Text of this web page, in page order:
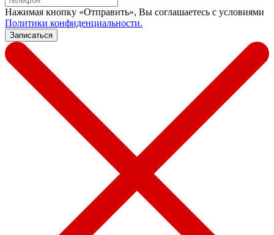
Нажимая кнопку «Отправить», Вы соглашаетесь c условиями
Политики конфиденциальности.
Записаться